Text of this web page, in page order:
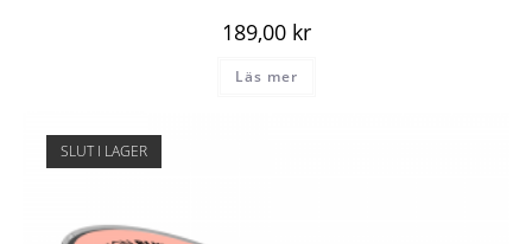
189,00 kr
Läs mer
SLUT I LAGER